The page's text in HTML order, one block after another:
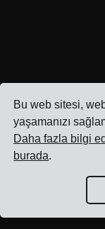
Bu web sitesi,
yaşamanızı
Daha fazla bilgi
burada.